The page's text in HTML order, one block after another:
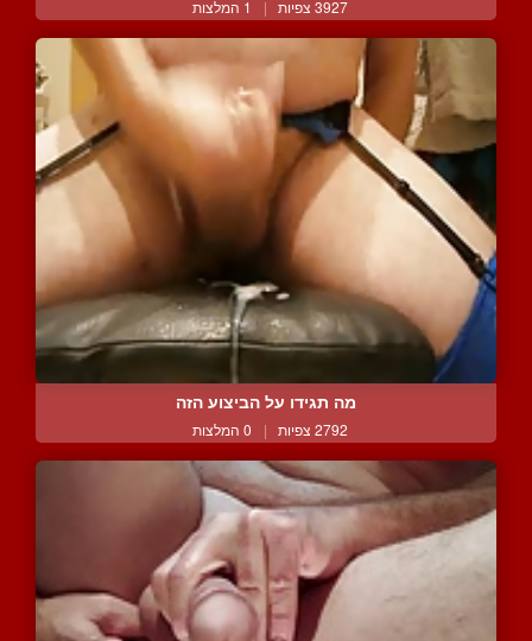
3927 צפיות | 1 המלצות
מה תגידו על הביצוע הזה
2792 צפיות | 0 המלצות